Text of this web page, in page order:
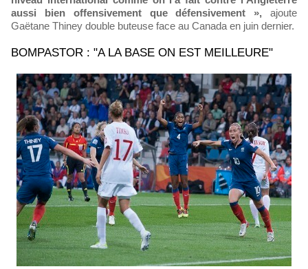
aussi bien offensivement que défensivement », ajoute
Gaëtane Thiney double buteuse face au Canada en juin dernier.
BOMPASTOR : "A LA BASE ON EST MEILLEURE"